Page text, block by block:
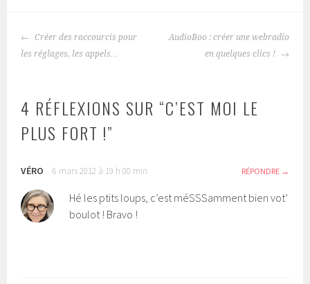
NAVIGATION
DES
Créer des raccourcis pour
les réglages, les appels…
AudioBoo : créer une webradio
en quelques clics !
4 RÉFLEXIONS SUR “C’EST MOI LE
PLUS FORT !”
VÉRO 6 mars 2012 à 19 h 00 min RÉPONDRE
Hé les ptits loups, c’est méSSSamment bien vot’
boulot ! Bravo !